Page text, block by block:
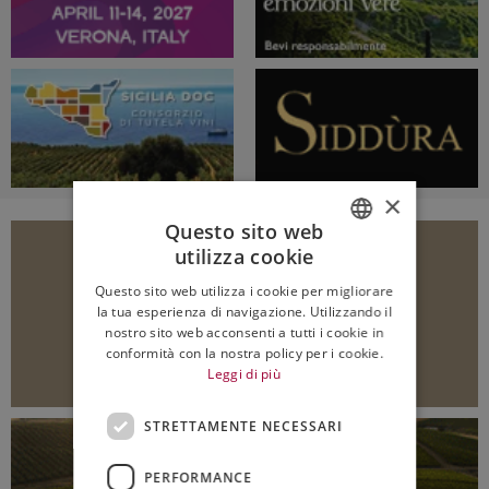
ENGLISH
×
Questo sito web
utilizza cookie
Questo sito web utilizza i cookie per migliorare
la tua esperienza di navigazione. Utilizzando il
nostro sito web acconsenti a tutti i cookie in
conformità con la nostra policy per i cookie.
Leggi di più
STRETTAMENTE NECESSARI
PERFORMANCE